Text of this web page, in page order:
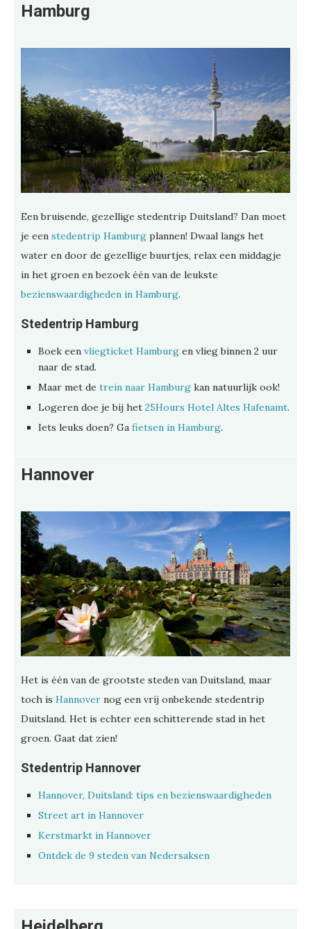
Hamburg
Een bruisende, gezellige stedentrip Duitsland? Dan moet
je een stedentrip Hamburg plannen! Dwaal langs het
water en door de gezellige buurtjes, relax een middagje
in het groen en bezoek één van de leukste
bezienswaardigheden in Hamburg.
Stedentrip Hamburg
Boek een vliegticket Hamburg en vlieg binnen 2 uur
naar de stad.
Maar met de trein naar Hamburg kan natuurlijk ook!
Logeren doe je bij het 25Hours Hotel Altes Hafenamt.
Iets leuks doen? Ga fietsen in Hamburg.
Hannover
Het is één van de grootste steden van Duitsland, maar
toch is Hannover nog een vrij onbekende stedentrip
Duitsland. Het is echter een schitterende stad in het
groen. Gaat dat zien!
Stedentrip Hannover
Hannover, Duitsland: tips en bezienswaardigheden
Street art in Hannover
Kerstmarkt in Hannover
Ontdek de 9 steden van Nedersaksen